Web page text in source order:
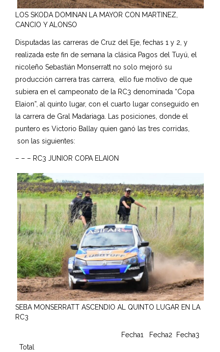
LOS SKODA DOMINAN LA MAYOR CON MARTINEZ,
CANCIO Y ALONSO
Disputadas las carreras de Cruz del Eje, fechas 1 y 2, y
realizada este fin de semana la clásica Pagos del Tuyú, el
nicoleño Sebastián Monserratt no solo mejoró su
producción carrera tras carrera, ello fue motivo de que
subiera en el campeonato de la RC3 denominada “Copa
Elaion”, al quinto lugar, con el cuarto lugar conseguido en
la carrera de Gral Madariaga. Las posiciones, donde el
puntero es Victorio Ballay quien ganó las tres corridas,
son las siguientes:
– – – RC3 JUNIOR COPA ELAION
SEBA MONSERRATT ASCENDIO AL QUINTO LUGAR EN LA
RC3
Fecha1 Fecha2 Fecha3
Total